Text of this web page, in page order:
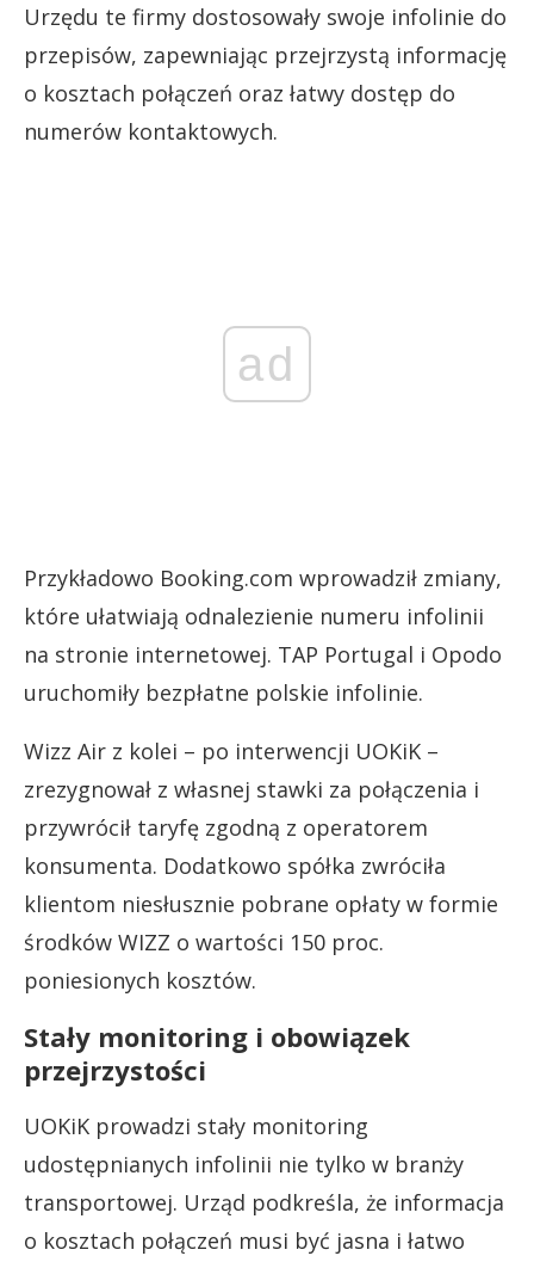
Urzędu te firmy dostosowały swoje infolinie do
przepisów, zapewniając przejrzystą informację
o kosztach połączeń oraz łatwy dostęp do
numerów kontaktowych.
ad
Przykładowo Booking.com wprowadził zmiany,
które ułatwiają odnalezienie numeru infolinii
na stronie internetowej. TAP Portugal i Opodo
uruchomiły bezpłatne polskie infolinie.
Wizz Air z kolei – po interwencji UOKiK –
zrezygnował z własnej stawki za połączenia i
przywrócił taryfę zgodną z operatorem
konsumenta. Dodatkowo spółka zwróciła
klientom niesłusznie pobrane opłaty w formie
środków WIZZ o wartości 150 proc.
poniesionych kosztów.
Stały monitoring i obowiązek
przejrzystości
UOKiK prowadzi stały monitoring
udostępnianych infolinii nie tylko w branży
transportowej. Urząd podkreśla, że informacja
o kosztach połączeń musi być jasna i łatwo